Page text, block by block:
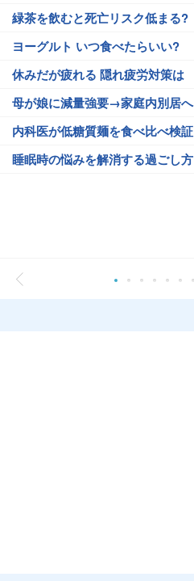
緑茶を飲むと死亡リスク低まる?
ヨーグルト いつ食べたらいい?
休みだが疲れる 隠れ疲労対策は
母が娘に減量強要→家庭内別居へ
内科医が低糖質麺を食べ比べ検証
睡眠時の悩みを解消する過ごし方